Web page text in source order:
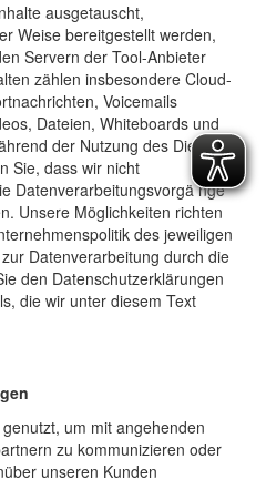
ausgetauscht,
Weise bereitgestellt werden,
Servern der Tool-Anbieter
zählen insbesondere Cloud-
Voicemails
Dateien, Whiteboards und
der Nutzung des Dienstes
Sie, dass wir nicht
Datenverarbeitungsvorgä nge
Unsere Möglichkeiten richten
des jeweiligen
Datenverarbeitung durch die
den Datenschutzerklärungen
die wir unter diesem Text
um mit angehenden
zu kommunizieren oder
unseren Kunden